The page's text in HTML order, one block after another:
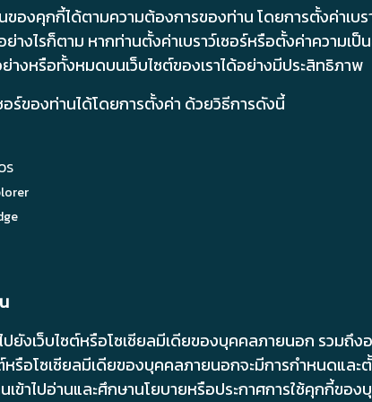
ของคุกกี้ได้ตามความต้องการของท่าน โดยการตั้งค่าเบ
างไรก็ตาม หากท่านตั้งค่าเบราว์เซอร์หรือตั้งค่าความ
างหรือทั้งหมดบนเว็บไซต์ของเราได้อย่างมีประสิทธิภาพ
อร์ของท่านได้โดยการตั้งค่า ด้วยวิธีการดังนี้
ปยังเว็บไซต์หรือโซเชียลมีเดียของบุคคลภายนอก รวมถึ
หรือโซเชียลมีเดียของบุคคลภายนอกจะมีการกำหนดแล
เข้าไปอ่านและศึกษานโยบายหรือประกาศการใช้คุกกี้ขอ